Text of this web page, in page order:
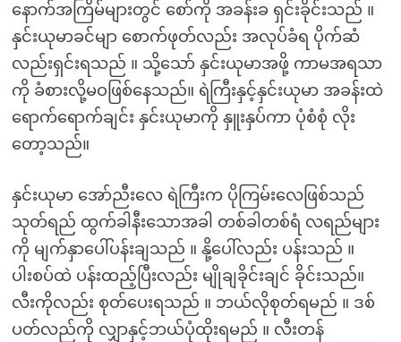
နောက်အကြိမ်များတွင် စော်ကို အခန်းခ ရှင်းခိုင်းသည် ။
နှင်းယုမာခင်မျာ စောက်ဖုတ်လည်း အလုပ်ခံရ ပိုက်ဆံ
လည်းရှင်းရသည် ။ သို့သော် နှင်းယုမာအဖို့ ကာမအရသာ
ကို ခံစားလို့မဝဖြစ်နေသည်။ ရဲကြီးနှင့်နှင်းယုမာ အခန်းထဲ
ရောက်ရောက်ချင်း နှင်းယုမာကို နှူးနှပ်ကာ ပုံစံစုံ လိုး
တော့သည်။
နှင်းယုမာ အော်ညီးလေ ရဲကြီးက ပိုကြမ်းလေဖြစ်သည်
သုတ်ရည် ထွက်ခါနီးသောအခါ တစ်ခါတစ်ရံ လရည်များ
ကို မျက်နှာပေါ်ပန်းချသည် ။ နို့ပေါ်လည်း ပန်းသည် ။
ပါးစပ်ထဲ ပန်းထည့်ပြီးလည်း မျိုချခိုင်းချင် ခိုင်းသည်။
လီးကိုလည်း စုတ်ပေးရသည် ။ ဘယ်လိုစုတ်ရမည် ။ ဒစ်
ပတ်လည်ကို လျှာနှင့်ဘယ်ပုံထိုးရမည် ။ လီးတန်